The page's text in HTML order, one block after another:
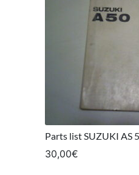
Parts list SUZUKI AS
30,00€